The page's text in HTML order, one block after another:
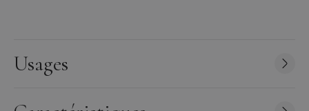
Matière : silicone et fibre de verre
Usages